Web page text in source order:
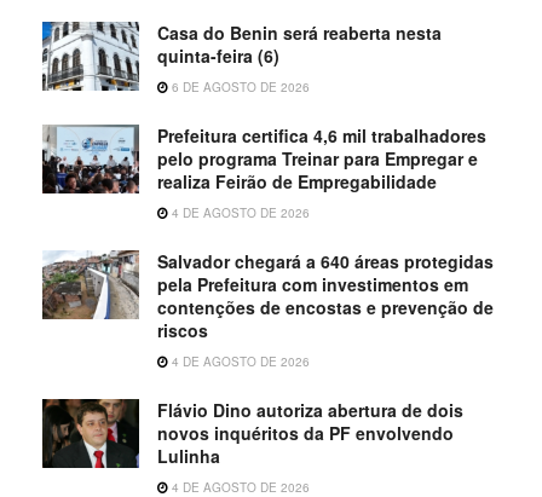
Casa do Benin será reaberta nesta
quinta-feira (6)
6 DE AGOSTO DE 2026
Prefeitura certifica 4,6 mil trabalhadores
pelo programa Treinar para Empregar e
realiza Feirão de Empregabilidade
4 DE AGOSTO DE 2026
Salvador chegará a 640 áreas protegidas
pela Prefeitura com investimentos em
contenções de encostas e prevenção de
riscos
4 DE AGOSTO DE 2026
Flávio Dino autoriza abertura de dois
novos inquéritos da PF envolvendo
Lulinha
4 DE AGOSTO DE 2026